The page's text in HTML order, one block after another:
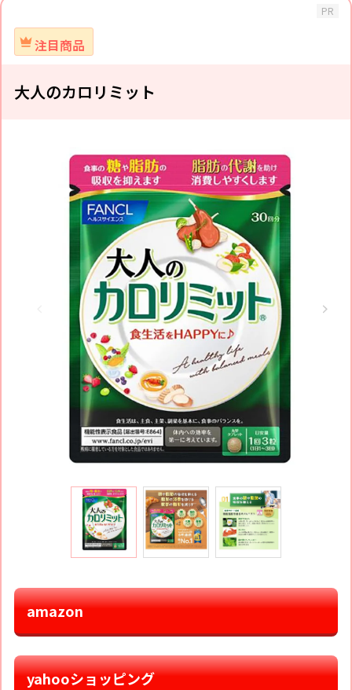
PR
注目商品
大人のカロリミット
amazon
yahooショッピング